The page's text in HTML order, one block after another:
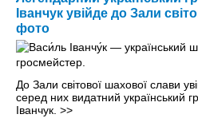
Іванчук увійде до Зали
фото
До Зали світової шахової слави
серед них видатний український
Іванчук. >>